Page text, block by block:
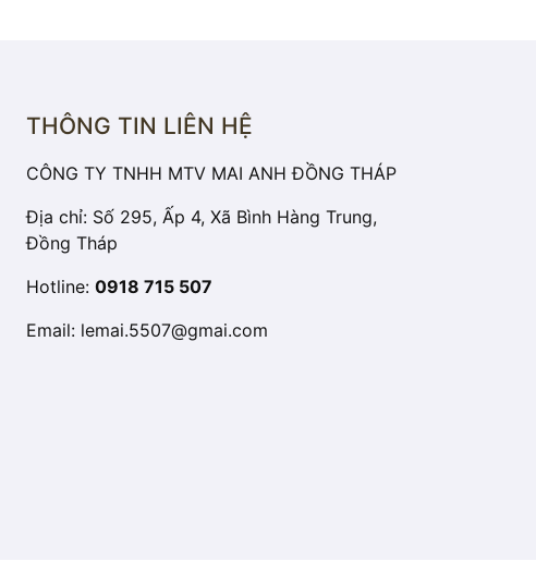
THÔNG TIN LIÊN HỆ
CÔNG TY TNHH MTV MAI ANH ĐỒNG THÁP
Địa chỉ: Số 295, Ấp 4, Xã Bình Hàng Trung,
Đồng Tháp
Hotline: 0918 715 507
Email: lemai.5507@gmai.com